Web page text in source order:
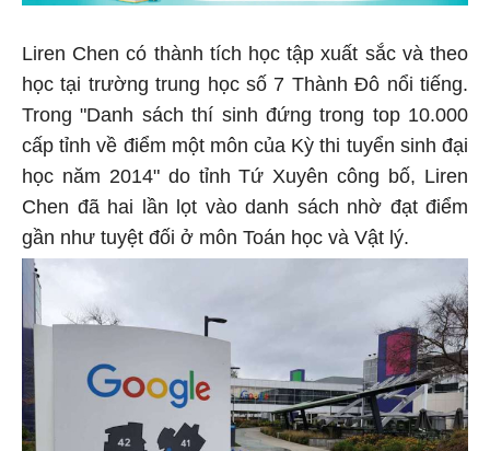
Liren Chen có thành tích học tập xuất sắc và theo
học tại trường trung học số 7 Thành Đô nổi tiếng.
Trong "Danh sách thí sinh đứng trong top 10.000
cấp tỉnh về điểm một môn của Kỳ thi tuyển sinh đại
học năm 2014" do tỉnh Tứ Xuyên công bố, Liren
Chen đã hai lần lọt vào danh sách nhờ đạt điểm
gần như tuyệt đối ở môn Toán học và Vật lý.